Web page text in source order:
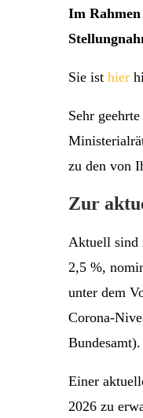
Im
Sie ist hier
Sehr
zu den von
Zur
Aktuell sind
2,5 %,
unter dem
Corona-
Bundesamt).
Einer
2026 zu